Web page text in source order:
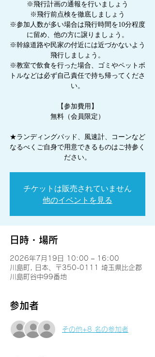
※飛行計画の通報を行いましょう
※飛行前点検を徹底しましょう
※参加人数が多い場合は飛行時間を10分程度
に留め、他の方に譲りましょう。
※幹線道路や民家の付近には近づかないよう
飛行しましょう。
※教室で飲食を行った場合、ゴミやペットボ
トルなどは必ず自己責任で持ち帰ってくださ
い。
【参加費用】
無料（会員限定）
★ランディングパッド、風速計、コーンなど
なるべくご自身で用意できるものはご持参く
ださい。
チケットは販売されていません
他のイベントを見る
日時・場所
2026年7月19日 10:00 – 16:00
川島町, 日本、〒350-0111 埼玉県比企郡
川島町谷中99番地
参加者
その他+8 名の参加者